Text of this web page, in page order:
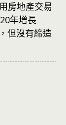
房地產交易
年增長
但沒有締造